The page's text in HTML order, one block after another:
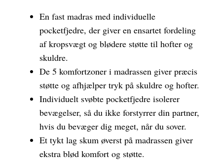
En fast madras med individuelle
pocketfjedre, der giver en ensartet fordeling
af kropsvægt og blødere støtte til hofter og
skuldre.
De 5 komfortzoner i madrassen giver præcis
støtte og afhjælper tryk på skuldre og hofter.
Individuelt svøbte pocketfjedre isolerer
bevægelser, så du ikke forstyrrer din partner,
hvis du bevæger dig meget, når du sover.
Et tykt lag skum øverst på madrassen giver
ekstra blød komfort og støtte.